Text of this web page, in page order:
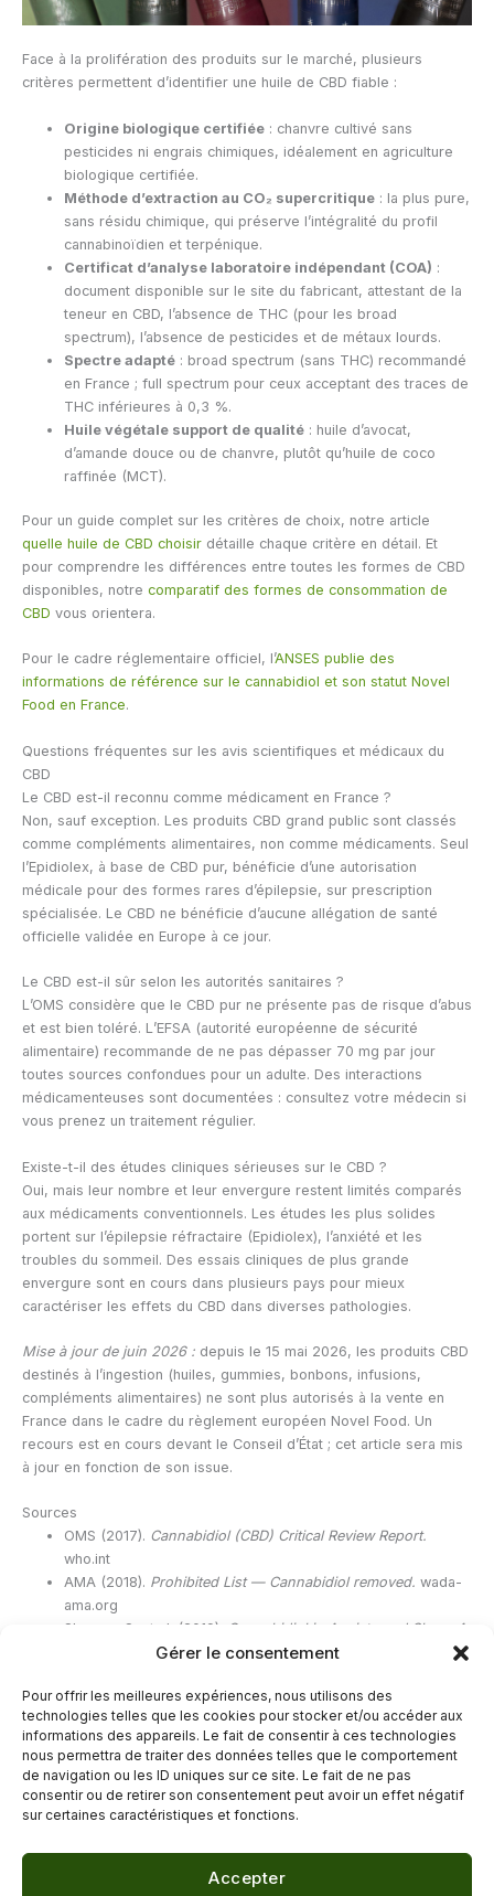
Gérer le consentement
Pour offrir les meilleures expériences, nous utilisons des
technologies telles que les cookies pour stocker et/ou accéder aux
informations des appareils. Le fait de consentir à ces technologies
nous permettra de traiter des données telles que le comportement
de navigation ou les ID uniques sur ce site. Le fait de ne pas
consentir ou de retirer son consentement peut avoir un effet négatif
sur certaines caractéristiques et fonctions.
Accepter
Face à la prolifération des produits sur le marché, plusieurs
critères permettent d’identifier une huile de CBD fiable :
Origine biologique certifiée : chanvre cultivé sans
pesticides ni engrais chimiques, idéalement en agriculture
biologique certifiée.
Méthode d’extraction au CO₂ supercritique : la plus pure,
sans résidu chimique, qui préserve l’intégralité du profil
cannabinoïdien et terpénique.
Certificat d’analyse laboratoire indépendant (COA) :
document disponible sur le site du fabricant, attestant de la
teneur en CBD, l’absence de THC (pour les broad
spectrum), l’absence de pesticides et de métaux lourds.
Spectre adapté : broad spectrum (sans THC) recommandé
en France ; full spectrum pour ceux acceptant des traces de
THC inférieures à 0,3 %.
Huile végétale support de qualité : huile d’avocat,
d’amande douce ou de chanvre, plutôt qu’huile de coco
raffinée (MCT).
Pour un guide complet sur les critères de choix, notre article
quelle huile de CBD choisir détaille chaque critère en détail. Et
pour comprendre les différences entre toutes les formes de CBD
disponibles, notre comparatif des formes de consommation de
CBD vous orientera.
Pour le cadre réglementaire officiel, l’ANSES publie des
informations de référence sur le cannabidiol et son statut Novel
Food en France.
Questions fréquentes sur les avis scientifiques et médicaux du
CBD
Le CBD est-il reconnu comme médicament en France ?
Non, sauf exception. Les produits CBD grand public sont classés
comme compléments alimentaires, non comme médicaments. Seul
l’Epidiolex, à base de CBD pur, bénéficie d’une autorisation
médicale pour des formes rares d’épilepsie, sur prescription
spécialisée. Le CBD ne bénéficie d’aucune allégation de santé
officielle validée en Europe à ce jour.
Le CBD est-il sûr selon les autorités sanitaires ?
L’OMS considère que le CBD pur ne présente pas de risque d’abus
et est bien toléré. L’EFSA (autorité européenne de sécurité
alimentaire) recommande de ne pas dépasser 70 mg par jour
toutes sources confondues pour un adulte. Des interactions
médicamenteuses sont documentées : consultez votre médecin si
vous prenez un traitement régulier.
Existe-t-il des études cliniques sérieuses sur le CBD ?
Oui, mais leur nombre et leur envergure restent limités comparés
aux médicaments conventionnels. Les études les plus solides
portent sur l’épilepsie réfractaire (Epidiolex), l’anxiété et les
troubles du sommeil. Des essais cliniques de plus grande
envergure sont en cours dans plusieurs pays pour mieux
caractériser les effets du CBD dans diverses pathologies.
Mise à jour de juin 2026 : depuis le 15 mai 2026, les produits CBD
destinés à l’ingestion (huiles, gummies, bonbons, infusions,
compléments alimentaires) ne sont plus autorisés à la vente en
France dans le cadre du règlement européen Novel Food. Un
recours est en cours devant le Conseil d’État ; cet article sera mis
à jour en fonction de son issue.
Sources
OMS (2017). Cannabidiol (CBD) Critical Review Report.
who.int
AMA (2018). Prohibited List — Cannabidiol removed. wada-
ama.org
Shannon S. et al. (2019).
Cannabidiol in Anxiety and Sleep: A
Large Case Series.The Permanente Journal, 23(1):18-041.
EMA.Epidyolex — European public assessment report.
ema.europa.eu
←Article précédent Article suivant→